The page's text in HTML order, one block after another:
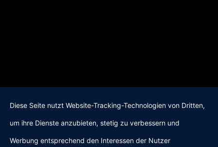
Diese Seite nutzt Website-Tracking-Technologien von Dritten,
um ihre Dienste anzubieten, stetig zu verbessern und
Werbung entsprechend den Interessen der Nutzer